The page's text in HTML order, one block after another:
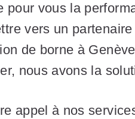
pour vous la
vers un
de borne à
nous avons la
appel à nos